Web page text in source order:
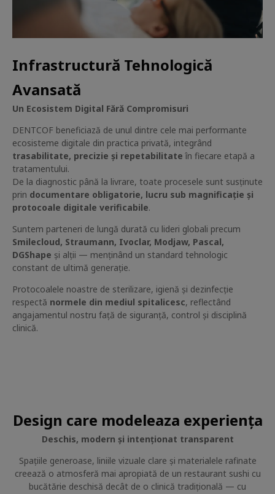
Infrastructură Tehnologică
Avansată
Un Ecosistem Digital Fără Compromisuri
DENTCOF beneficiază de unul dintre cele mai performante
ecosisteme digitale din practica privată, integrând
trasabilitate, precizie și repetabilitate în fiecare etapă a
tratamentului.
De la diagnostic până la livrare, toate procesele sunt susținute
prin documentare obligatorie, lucru sub magnificație și
protocoale digitale verificabile.
Suntem parteneri de lungă durată cu lideri globali precum
Smilecloud, Straumann, Ivoclar, Modjaw, Pascal,
DGShape și alții — menținând un standard tehnologic
constant de ultimă generație.
Protocoalele noastre de sterilizare, igienă și dezinfecție
respectă normele din mediul spitalicesc, reflectând
angajamentul nostru față de siguranță, control și disciplină
clinică.
Design care modeleaza experiența
Deschis, modern și intenționat transparent
Spațiile generoase, liniile vizuale clare și materialele rafinate
creează o atmosferă mai apropiată de un restaurant sushi cu
bucătărie deschisă decât de o clinică tradițională — cu